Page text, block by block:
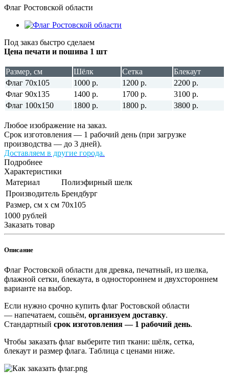
Флаг Ростовской области
Под заказ быстро сделаем
Цена печати и пошива 1 шт
Размер, см Шёлк Сетка
Блекаут
Флаг 70х105
1000 р. 1200 р.
2200 р.
Флаг 90х135
1400 р. 1700 р.
3100 р.
Флаг 100х150
1800 р. 1800 р. 3800 р.
Любое изображение на заказ.
Срок изготовления — 1 рабочий день (при загрузке
производства — до 3 дней).
Доставляем в другие города.
Подробнее
Характеристики
Материал
Полиэфирный шелк
Производитель Брендбург
Размер, см х см 70х105
1000 рублей
Заказать товар
Описание
Флаг Ростовской области для древка, печатный, из шелка,
флажной сетки, блекаута, в одностороннем и двухстороннем
варианте на выбор.
Если нужно срочно купить флаг Ростовской области
— напечатаем, сошьём, организуем доставку.
Стандартный срок изготовления — 1 рабочий день.
Чтобы заказать флаг выберите тип ткани: шёлк, сетка,
блекаут и размер флага. Таблица с ценами ниже.